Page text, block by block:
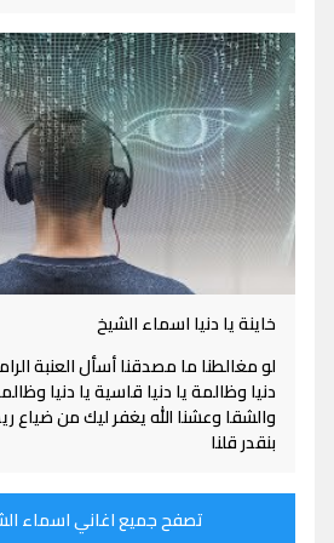
خاينة يا دنيا اسماء الشيخ
لو مغالطنا ما مصدقنا أسأل العنبة
دنيا وظالمة يا دنيا قاسية يا دنيا
والشقا وعشنا الله يغفر ليك من ضياع
بنقدر قلنا
تصفح جميع اغاني اسماء الشيخ 7